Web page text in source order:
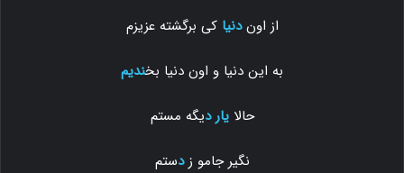
از اوندنیا کی برگشته عزیزم
به این دنیا و اون دنیا بخندیم
حالایار دیگه مستم
نگیر جامو زدستم